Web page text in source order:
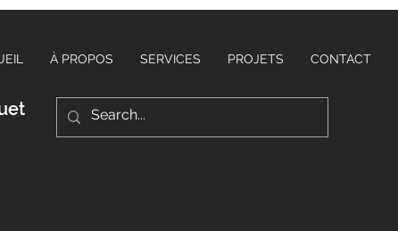
À PROPOS SERVICES PROJETS CONTACT